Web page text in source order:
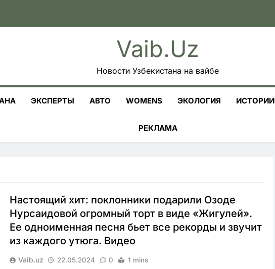
Vaib.uz
Новости Узбекистана на вайбе
ЭКСПЕРТЫ АВТО WOMENS ЭКОЛОГИЯ ИСТОРИИ
РЕКЛАМА
Настоящий хит: поклонники подарили Озоде
Нурсаидовой огромный торт в виде «Жигулей».
Ее одноименная песня бьет все рекорды и звучит
из каждого утюга. Видео
Vaib.uz 22.05.2024 0 1 mins